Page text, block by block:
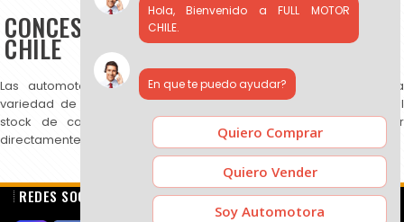
CONCESIONARIOS DE AUTOS USADOS EN
CHILE
Las automotoras publicadas en FullMotor ofrecen una amplia
variedad de autos usados, SUV y camionetas. Puedes revisar el
stock de cada concesionario, comparar precios y contactar
directamente para más información.
REDES SOCIALES
Hola, Bienvenido a FULL MOTOR
CHILE.
En que te puedo ayudar?
Quiero Comprar
Quiero Vender
Soy Automotora